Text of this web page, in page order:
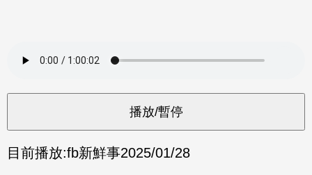
目前播放:fb新鮮事2025/01/28